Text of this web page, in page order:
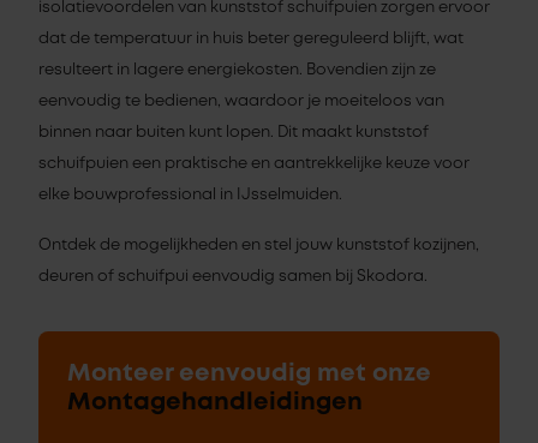
isolatievoordelen van kunststof schuifpuien zorgen ervoor
dat de temperatuur in huis beter gereguleerd blijft, wat
resulteert in lagere energiekosten. Bovendien zijn ze
eenvoudig te bedienen, waardoor je moeiteloos van
binnen naar buiten kunt lopen. Dit maakt kunststof
schuifpuien een praktische en aantrekkelijke keuze voor
elke bouwprofessional in IJsselmuiden.
Ontdek de mogelijkheden en stel jouw kunststof kozijnen,
deuren of schuifpui eenvoudig samen bij Skodora.
Monteer eenvoudig met onze
Montagehandleidingen